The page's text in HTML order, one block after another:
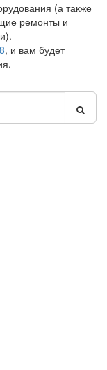
(а также
ремонты и
, и вам будет